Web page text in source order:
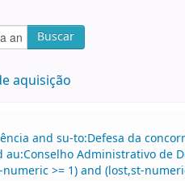
Buscar
aquisição
and su-to:Defesa da
Administrativo de
>= 1) and (lost,st-